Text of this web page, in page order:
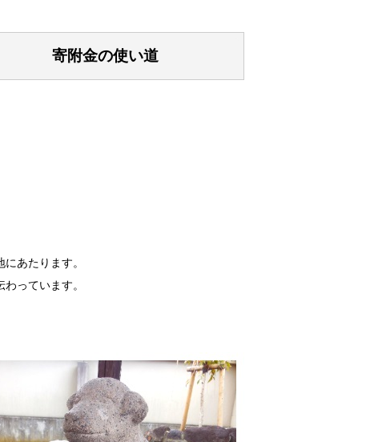
は、ふるさと納税のお礼の品は一時所
寄附金の使い道
あたります。
っています。